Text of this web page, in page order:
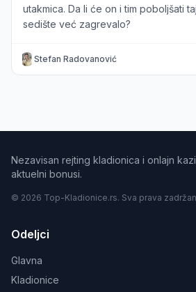
utakmica. Da li će on i tim poboljšati
sedište već zagrevalo?
Stefan Radovanović
Nezavisan rejting kladionica i onlajn
aktuelni bonusi.
© 2026 Top-Kladionice.rs. Sva prava
Odeljci
Glavna
Kladionice